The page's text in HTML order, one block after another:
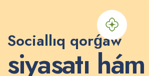
Sociallıq qorǵaw
siyasatı hám